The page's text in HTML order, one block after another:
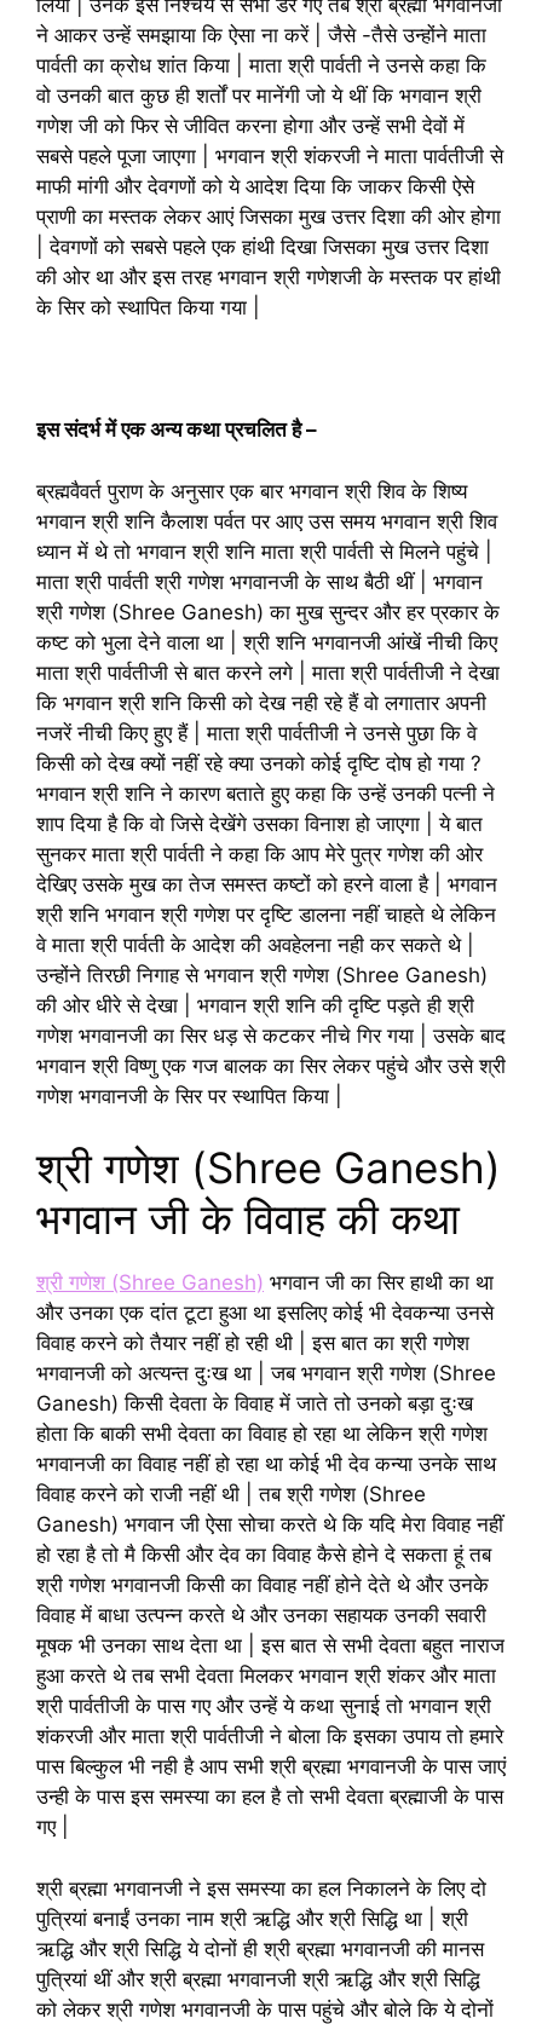
लिया | उनके इस निश्चय से सभी डर गए तब श्री ब्रह्मा भगवानजी
ने आकर उन्हें समझाया कि ऐसा ना करें | जैसे -तैसे उन्होंने माता
पार्वती का क्रोध शांत किया | माता श्री पार्वती ने उनसे कहा कि
वो उनकी बात कुछ ही शर्तों पर मानेंगी जो ये थीं कि भगवान श्री
गणेश जी को फिर से जीवित करना होगा और उन्हें सभी देवों में
सबसे पहले पूजा जाएगा | भगवान श्री शंकरजी ने माता पार्वतीजी से
माफी मांगी और देवगणों को ये आदेश दिया कि जाकर किसी ऐसे
प्राणी का मस्तक लेकर आएं जिसका मुख उत्तर दिशा की ओर होगा
| देवगणों को सबसे पहले एक हांथी दिखा जिसका मुख उत्तर दिशा
की ओर था और इस तरह भगवान श्री गणेशजी के मस्तक पर हांथी
के सिर को स्थापित किया गया |
इस संदर्भ में एक अन्य कथा प्रचलित है –
ब्रह्मवैवर्त पुराण के अनुसार एक बार भगवान श्री शिव के शिष्य
भगवान श्री शनि कैलाश पर्वत पर आए उस समय भगवान श्री शिव
ध्यान में थे तो भगवान श्री शनि माता श्री पार्वती से मिलने पहुंचे |
माता श्री पार्वती श्री गणेश भगवानजी के साथ बैठी थीं | भगवान
श्री गणेश (Shree Ganesh) का मुख सुन्दर और हर प्रकार के
कष्ट को भुला देने वाला था | श्री शनि भगवानजी आंखें नीची किए
माता श्री पार्वतीजी से बात करने लगे | माता श्री पार्वतीजी ने देखा
कि भगवान श्री शनि किसी को देख नही रहे हैं वो लगातार अपनी
नजरें नीची किए हुए हैं | माता श्री पार्वतीजी ने उनसे पुछा कि वे
किसी को देख क्यों नहीं रहे क्या उनको कोई दृष्टि दोष हो गया ?
भगवान श्री शनि ने कारण बताते हुए कहा कि उन्हें उनकी पत्नी ने
शाप दिया है कि वो जिसे देखेंगे उसका विनाश हो जाएगा | ये बात
सुनकर माता श्री पार्वती ने कहा कि आप मेरे पुत्र गणेश की ओर
देखिए उसके मुख का तेज समस्त कष्टों को हरने वाला है | भगवान
श्री शनि भगवान श्री गणेश पर दृष्टि डालना नहीं चाहते थे लेकिन
वे माता श्री पार्वती के आदेश की अवहेलना नही कर सकते थे |
उन्होंने तिरछी निगाह से भगवान श्री गणेश (Shree Ganesh)
की ओर धीरे से देखा | भगवान श्री शनि की दृष्टि पड़ते ही श्री
गणेश भगवानजी का सिर धड़ से कटकर नीचे गिर गया | उसके बाद
भगवान श्री विष्णु एक गज बालक का सिर लेकर पहुंचे और उसे श्री
गणेश भगवानजी के सिर पर स्थापित किया |
श्री गणेश (Shree Ganesh)
भगवान जी के विवाह की कथा
श्री गणेश (Shree Ganesh) भगवान जी का सिर हाथी का था
और उनका एक दांत टूटा हुआ था इसलिए कोई भी देवकन्या उनसे
विवाह करने को तैयार नहीं हो रही थी | इस बात का श्री गणेश
भगवानजी को अत्यन्त दुःख था | जब भगवान श्री गणेश (Shree
Ganesh) किसी देवता के विवाह में जाते तो उनको बड़ा दुःख
होता कि बाकी सभी देवता का विवाह हो रहा था लेकिन श्री गणेश
भगवानजी का विवाह नहीं हो रहा था कोई भी देव कन्या उनके साथ
विवाह करने को राजी नहीं थी | तब श्री गणेश (Shree
Ganesh) भगवान जी ऐसा सोचा करते थे कि यदि मेरा विवाह नहीं
हो रहा है तो मै किसी और देव का विवाह कैसे होने दे सकता हूं तब
श्री गणेश भगवानजी किसी का विवाह नहीं होने देते थे और उनके
विवाह में बाधा उत्पन्न करते थे और उनका सहायक उनकी सवारी
मूषक भी उनका साथ देता था | इस बात से सभी देवता बहुत नाराज
हुआ करते थे तब सभी देवता मिलकर भगवान श्री शंकर और माता
श्री पार्वतीजी के पास गए और उन्हें ये कथा सुनाई तो भगवान श्री
शंकरजी और माता श्री पार्वतीजी ने बोला कि इसका उपाय तो हमारे
पास बिल्कुल भी नही है आप सभी श्री ब्रह्मा भगवानजी के पास जाएं
उन्ही के पास इस समस्या का हल है तो सभी देवता ब्रह्माजी के पास
गए |
श्री ब्रह्मा भगवानजी ने इस समस्या का हल निकालने के लिए दो
पुत्रियां बनाईं उनका नाम श्री ऋद्धि और श्री सिद्धि था | श्री
ऋद्धि और श्री सिद्धि ये दोनों ही श्री ब्रह्मा भगवानजी की मानस
पुत्रियां थीं और श्री ब्रह्मा भगवानजी श्री ऋद्धि और श्री सिद्धि
को लेकर श्री गणेश भगवानजी के पास पहुंचे और बोले कि ये दोनों